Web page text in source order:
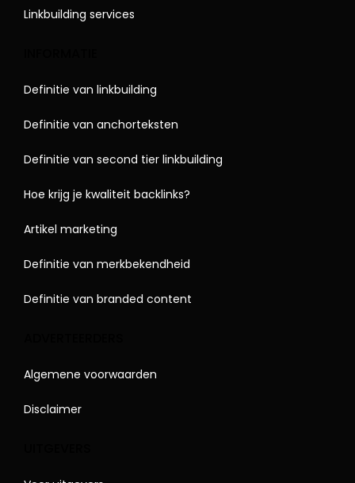
Linkbuilding services
Definitie van linkbuilding
Definitie van anchorteksten
Definitie van second tier linkbuilding
Hoe krijg je kwaliteit backlinks?
Artikel marketing
Definitie van merkbekendheid
Definitie van branded content
Algemene voorwaarden
Disclaimer